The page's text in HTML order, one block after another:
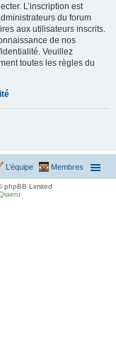
L’inscription est
du forum
aux utilisateurs inscrits.
de nos
Veuillez
toutes les règles du
Membres
L’équipe
phpBB Limited